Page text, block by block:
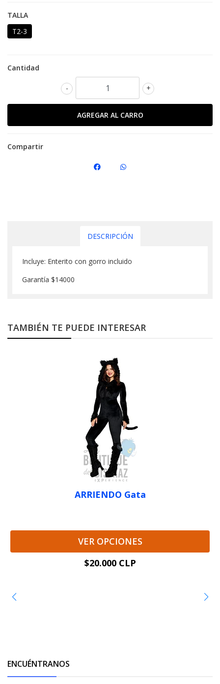
TALLA
T2-3
Cantidad
+
-
Compartir
DESCRIPCIÓN
Incluye: Enterito con gorro incluido
Garantía $14000
TAMBIÉN TE PUEDE INTERESAR
ARRIENDO Gata
VER OPCIONES
$20.000 CLP
ENCUÉNTRANOS